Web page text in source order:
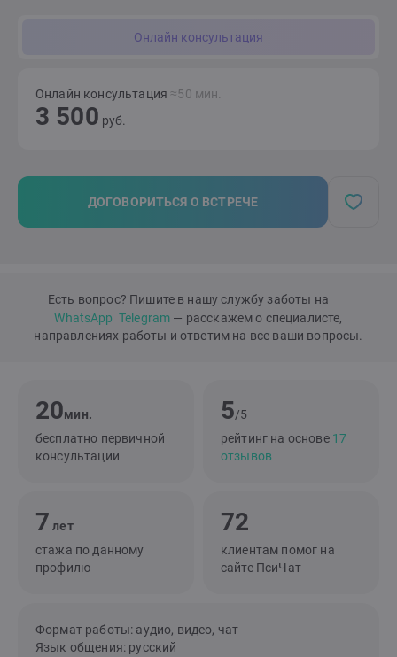
Онлайн консультация
Онлайн консультация ≈50 мин.
3 500 руб.
ДОГОВОРИТЬСЯ О ВСТРЕЧЕ
Есть вопрос? Пишите в нашу службу заботы на
WhatsApp Telegram — расскажем о специалисте,
направлениях работы и ответим на все ваши вопросы.
20мин.
бесплатно первичной
консультации
5/5
рейтинг на основе 17
отзывов
7 лет
стажа по данному
профилю
72
клиентам помог на
сайте ПсиЧат
Формат работы: аудио, видео, чат
Язык общения: русский